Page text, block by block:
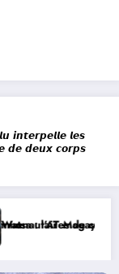
𝙡𝙚𝙨
𝙙𝙚 𝙙𝙚𝙪𝙭 𝙘𝙤𝙧𝙥𝙨
charge signé
Dieudonné